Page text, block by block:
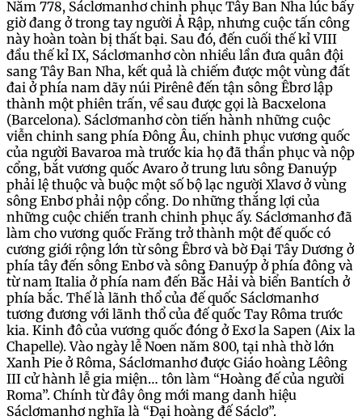
Năm 778, Sáclơmanhơ chinh phục Tây Ban Nha lúc bấy
giờ đang ở trong tay người Ả Rập, nhưng cuộc tấn công
này hoàn toàn bị thất bại. Sau đó, đến cuối thế kỉ VIII
đầu thế kỉ IX, Sáclơmanhơ còn nhiều lần đưa quân đội
sang Tây Ban Nha, kết quả là chiếm được một vùng đất
đai ở phía nam dãy núi Pirênê đến tận sông Êbrơ lập
thành một phiên trấn, về sau được gọi là Bacxelona
(Barcelona). Sáclơmanhơ còn tiến hành những cuộc
viễn chinh sang phía Đông Âu, chinh phục vương quốc
của người Bavaroa mà trước kia họ đã thần phục và nộp
cổng, bắt vương quốc Avaro ở trung lưu sông Đanuýp
phải lệ thuộc và buộc một số bộ lạc người Xlavơ ở vùng
sông Enbơ phải nộp cổng. Do những thắng lợi của
những cuộc chiến tranh chinh phục ấy. Sáclơmanhơ đã
làm cho vương quốc Frăng trở thành một đế quốc có
cương giới rộng lớn từ sông Êbrơ và bờ Đại Tây Dương ở
phía tây đến sông Enbơ và sông Đanuýp ở phía đông và
từ nam Italia ở phía nam đến Bắc Hải và biển Bantích ở
phía bắc. Thế là lãnh thổ của đế quốc Sáclơmanhơ
tương đương với lãnh thổ của đế quốc Tay Rôma trước
kia. Kinh đô của vương quốc đóng ở Exơ la Sapen (Aix la
Chapelle). Vào ngày lễ Noen năm 800, tại nhà thờ lớn
Xanh Pie ở Rôma, Sáclơmanhơ được Giáo hoàng Lêông
III cử hành lễ gia miện… tôn làm “Hoàng đế của người
Roma”. Chính từ đây ông mới mang danh hiệu
Sáclơmanhơ nghĩa là “Đại hoàng đế Sáclơ”.